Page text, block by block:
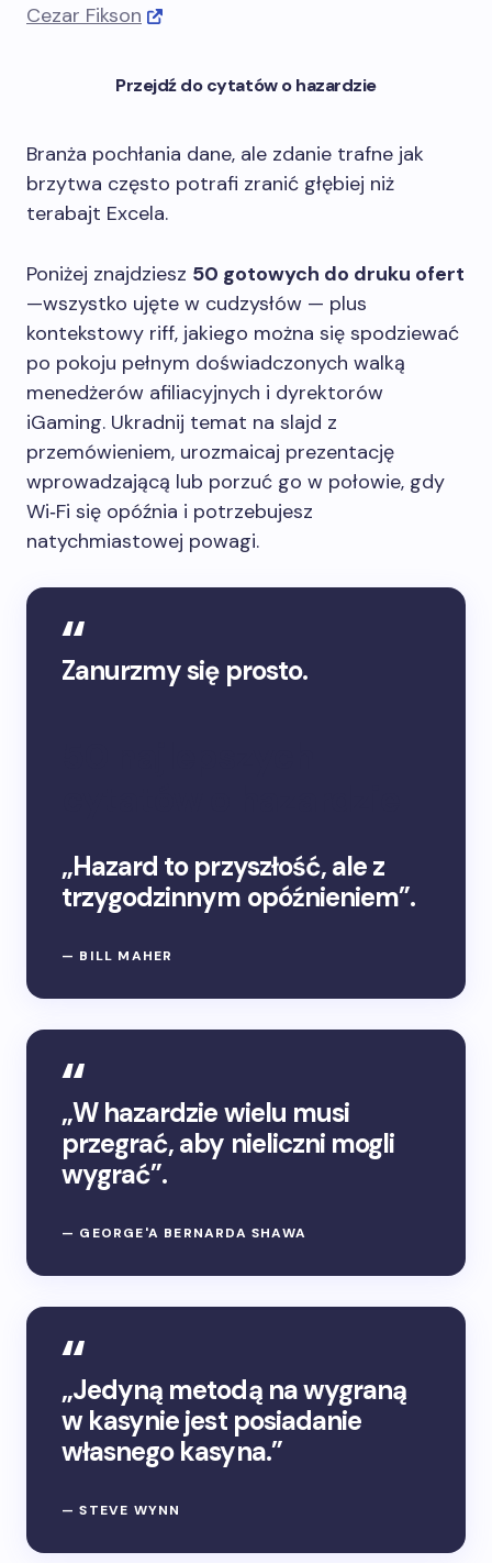
Cezar Fikson
Przejdź do cytatów o hazardzie
Branża pochłania dane, ale zdanie trafne jak
brzytwa często potrafi zranić głębiej niż
terabajt Excela.
Poniżej znajdziesz 50 gotowych do druku ofert
—wszystko ujęte w cudzysłów — plus
kontekstowy riff, jakiego można się spodziewać
po pokoju pełnym doświadczonych walką
menedżerów afiliacyjnych i dyrektorów
iGaming. Ukradnij temat na slajd z
przemówieniem, urozmaicaj prezentację
wprowadzającą lub porzuć go w połowie, gdy
Wi‑Fi się opóźnia i potrzebujesz
natychmiastowej powagi.
Zanurzmy się prosto.
„Hazard to przyszłość, ale z
trzygodzinnym opóźnieniem”.
— BILL MAHER
„W hazardzie wielu musi
przegrać, aby nieliczni mogli
wygrać”.
— GEORGE'A BERNARDA SHAWA
„Jedyną metodą na wygraną
w kasynie jest posiadanie
własnego kasyna.”
— STEVE WYNN